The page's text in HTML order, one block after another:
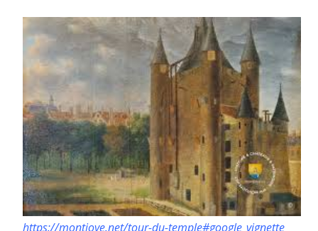
https://montjoye.net/tour-du-temple#google_vignette